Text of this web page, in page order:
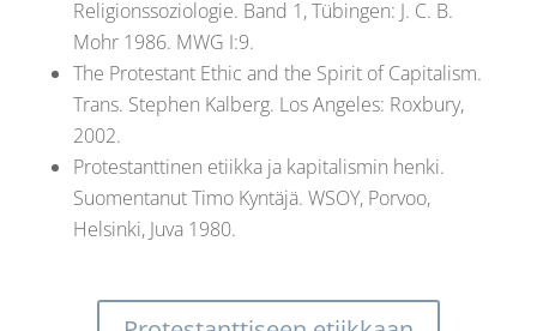
Religionssoziologie. Band 1, Tübingen: J. C. B.
Mohr 1986. MWG I:9.
The Protestant Ethic and the Spirit of Capitalism.
Trans. Stephen Kalberg. Los Angeles: Roxbury,
2002.
Protestanttinen etiikka ja kapitalismin henki.
Suomentanut Timo Kyntäjä. WSOY, Porvoo,
Helsinki, Juva 1980.